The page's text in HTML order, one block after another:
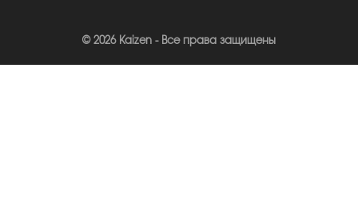
© 2026 Kaizen - Все права защищены